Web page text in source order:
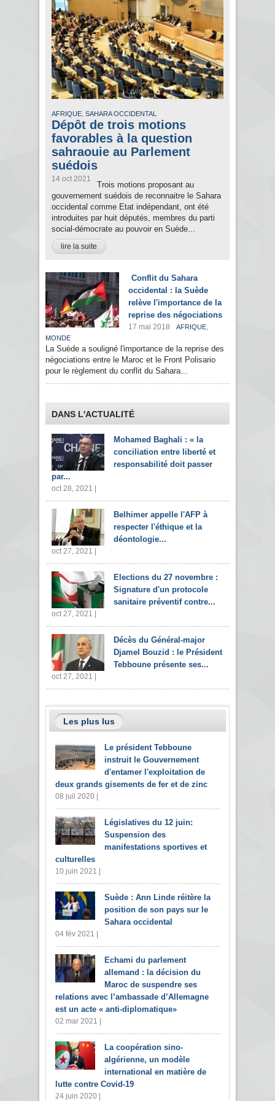
AFRIQUE, SAHARA OCCIDENTAL
Dépôt de trois motions
favorables à la question
sahraouie au Parlement
suédois
14 oct 2021
Trois motions proposant au
gouvernement suédois de reconnaitre le Sahara
occidental comme Etat indépendant, ont été
introduites par huit députés, membres du parti
social-démocrate au pouvoir en Suède...
lire la suite
Conflit du Sahara
occidental : la Suède
relève l'importance de la
reprise des négociations
17 mai 2018 AFRIQUE,
MONDE
La Suède a souligné l'importance de la reprise des
négociations entre le Maroc et le Front Polisario
pour le règlement du conflit du Sahara...
DANS L'ACTUALITÉ
Mohamed Baghali : « la
conciliation entre liberté et
responsabilité doit passer
par...
oct 28, 2021 |
Belhimer appelle l'AFP à
respecter l'éthique et la
déontologie...
oct 27, 2021 |
Elections du 27 novembre :
Signature d'un protocole
sanitaire préventif contre...
oct 27, 2021 |
Décès du Général-major
Djamel Bouzid : le Président
Tebboune présente ses...
oct 27, 2021 |
Les plus lus
Le président Tebboune
instruit le Gouvernement
d'entamer l'exploitation de
deux grands gisements de fer et de zinc
08 juil 2020 |
Législatives du 12 juin:
Suspension des
manifestations sportives et
culturelles
10 juin 2021 |
Suède : Ann Linde réitère la
position de son pays sur le
Sahara occidental
04 fév 2021 |
Echami du parlement
allemand : la décision du
Maroc de suspendre ses
relations avec l’ambassade d’Allemagne
est un acte « anti-diplomatique»
02 mar 2021 |
La coopération sino-
algérienne, un modèle
international en matière de
lutte contre Covid-19
24 juin 2020 |